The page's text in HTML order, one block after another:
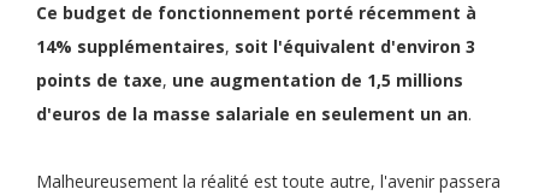
Ce budget de fonctionnement porté récemment à
14% supplémentaires, soit l'équivalent d'environ 3
points de taxe, une augmentation de 1,5 millions
d'euros de la masse salariale en seulement un an.
Malheureusement la réalité est toute autre, l'avenir passera